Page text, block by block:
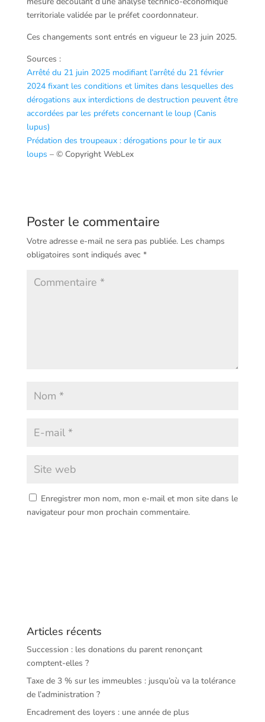
territoriale validée par le préfet coordonnateur.
Ces changements sont entrés en vigueur le 23 juin 2025.
Sources :
Arrêté du 21 juin 2025 modifiant l’arrêté du 21 février
2024 fixant les conditions et limites dans lesquelles des
dérogations aux interdictions de destruction peuvent être
accordées par les préfets concernant le loup (Canis
lupus)
Prédation des troupeaux : dérogations pour le tir aux
loups – © Copyright WebLex
Poster le commentaire
Votre adresse e-mail ne sera pas publiée. Les champs
obligatoires sont indiqués avec *
Enregistrer mon nom, mon e-mail et mon site dans le
navigateur pour mon prochain commentaire.
Articles récents
Succession : les donations du parent renonçant
comptent-elles ?
Taxe de 3 % sur les immeubles : jusqu’où va la tolérance
de l’administration ?
Encadrement des loyers : une année de plus